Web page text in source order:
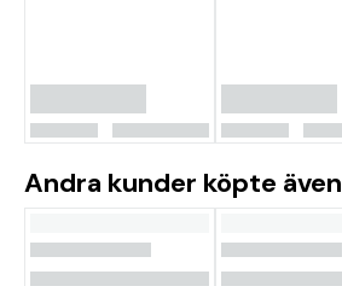
Andra kunder köpte även